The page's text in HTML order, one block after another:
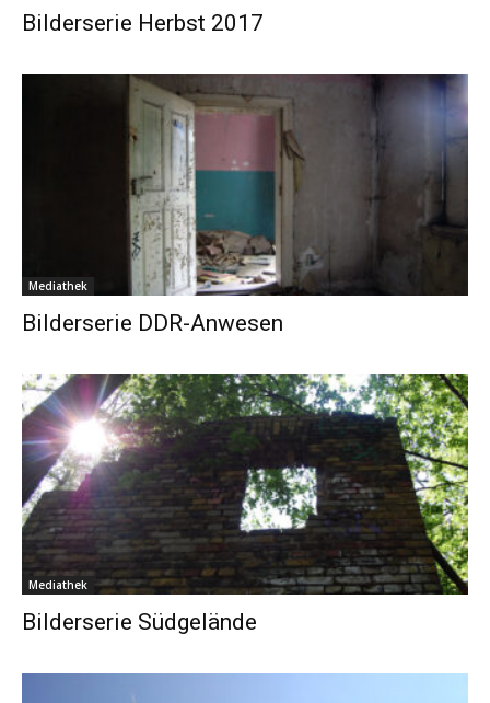
Bilderserie Herbst 2017
Mediathek
Bilderserie DDR-Anwesen
Mediathek
Bilderserie Südgelände